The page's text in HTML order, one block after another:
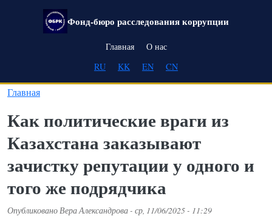
Перейти к основному содержанию
Фонд-бюро расследования коррупции
Main navigation
Главная
О нас
RU
KK EN CN
Главная
Как политические враги из
Казахстана заказывают
зачистку репутации у одного и
того же подрядчика
ОпубликованоВера Александрова- ср, 11/06/2025 - 11:29